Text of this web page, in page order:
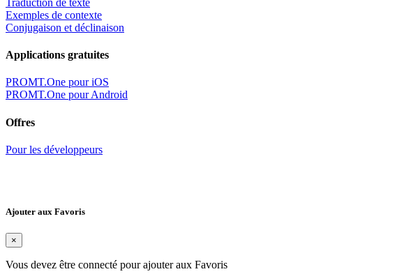
Exemples de contexte
Conjugaison et déclinaison
Applications gratuites
PROMT.One pour iOS
PROMT.One pour Android
Offres
Pour les développeurs
Ajouter aux Favoris
×
Vous devez être connecté pour ajouter aux Favoris